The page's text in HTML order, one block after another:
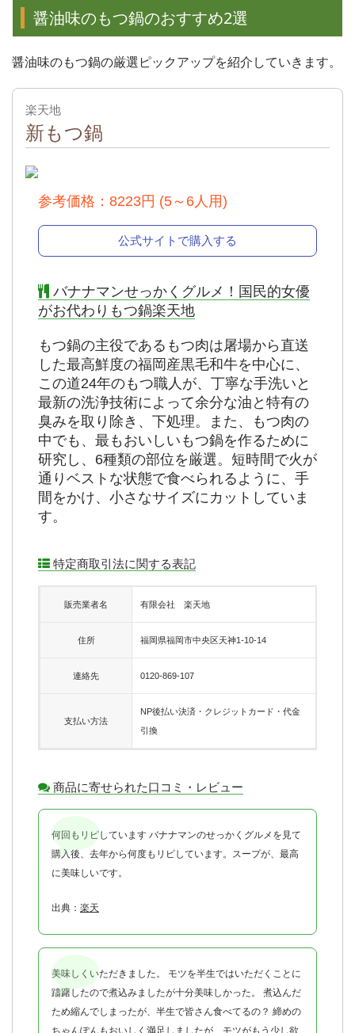
醤油味のもつ鍋のおすすめ2選
醤油味のもつ鍋の厳選ピックアップを紹介していきます。
楽天地
新もつ鍋
参考価格：8223円 (5～6人用)
公式サイトで購入する
バナナマンせっかくグルメ！国民的女優
がお代わりもつ鍋楽天地
もつ鍋の主役であるもつ肉は屠場から直送
した最高鮮度の福岡産黒毛和牛を中心に、
この道24年のもつ職人が、丁寧な手洗いと
最新の洗浄技術によって余分な油と特有の
臭みを取り除き、下処理。また、もつ肉の
中でも、最もおいしいもつ鍋を作るために
研究し、6種類の部位を厳選。短時間で火が
通りベストな状態で食べられるように、手
間をかけ、小さなサイズにカットしていま
す。
特定商取引法に関する表記
販売業者名 有限会社 楽天地
住所 福岡県福岡市中央区天神1-10-14
連絡先 0120-869-107
支払い方法
NP後払い決済・クレジットカード・代金
引換
商品に寄せられた口コミ・レビュー
何回もリピしています バナナマンのせっかくグルメを見て
購入後、去年から何度もリピしています。スープが、最高
に美味しいです。
出典： 楽天
美味しくいただきました。 モツを半生ではいただくことに
躊躇したので煮込みましたが十分美味しかった。 煮込んだ
ため縮んでしまったが、半生で皆さん食べてるの？ 締めの
ちゃんぽんもおいしく満足しましたが、モツがもう少し欲